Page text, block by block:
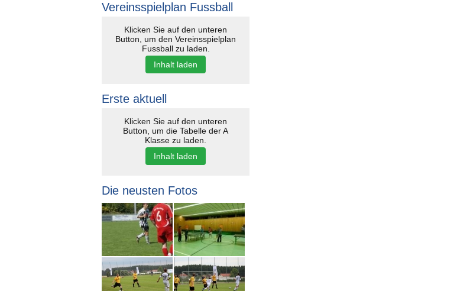
Vereinsspielplan Fussball
Klicken Sie auf den unteren
Button, um den Vereinsspielplan
Fussball zu laden.
Inhalt laden
Erste aktuell
Klicken Sie auf den unteren
Button, um die Tabelle der A
Klasse zu laden.
Inhalt laden
Die neusten Fotos